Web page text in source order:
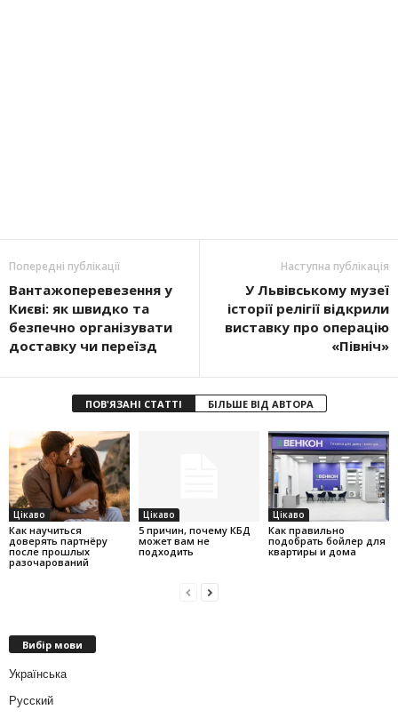
Попередні публікації
Вантажоперевезення у
Києві: як швидко та
безпечно організувати
доставку чи переїзд
Наступна публікація
У Львівському музеї
історії релігії відкрили
виставку про операцію
«Північ»
ПОВ'ЯЗАНІ СТАТТІ БІЛЬШЕ ВІД АВТОРА
Цікаво
Как научиться
доверять партнёру
после прошлых
разочарований
Цікаво
5 причин, почему КБД
может вам не
подходить
Цікаво
Как правильно
подобрать бойлер для
квартиры и дома
Вибір мови
Українська
Русский